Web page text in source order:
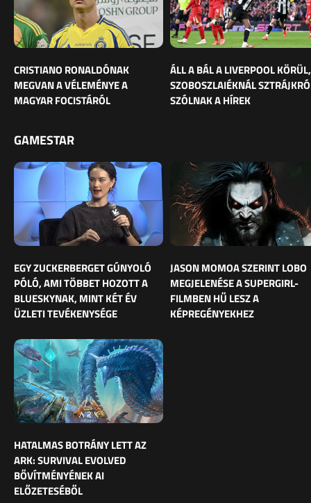
CRISTIANO RONALDÓNAK
MEGVAN A VÉLEMÉNYE A
MAGYAR FOCISTÁRÓL
ÁLL A BÁL A LIVERPOOL KÖRÜL,
SZOBOSZLAIÉKNÁL
SZÓLNAK A HÍREK
GAMESTAR
EGY ZUCKERBERGET GÚNYOLÓ
PÓLÓ, AMI TÖBBET HOZOTT A
BLUESKYNAK, MINT KÉT ÉV
ÜZLETI TEVÉKENYSÉGE
JASON MOMOA SZERINT LOBO
MEGJELENÉSE A SUPERGIRL-
FILMBEN HŰ LESZ A
KÉPREGÉNYEKHEZ
HATALMAS BOTRÁNY LETT AZ
ARK: SURVIVAL EVOLVED
BŐVÍTMÉNYÉNEK AI
ELŐZETESÉBŐL